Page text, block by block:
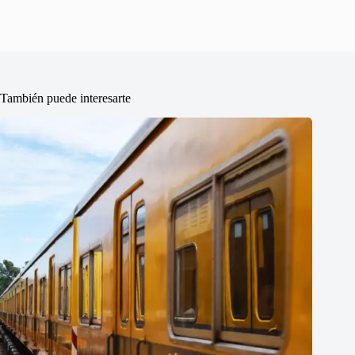
También puede interesarte